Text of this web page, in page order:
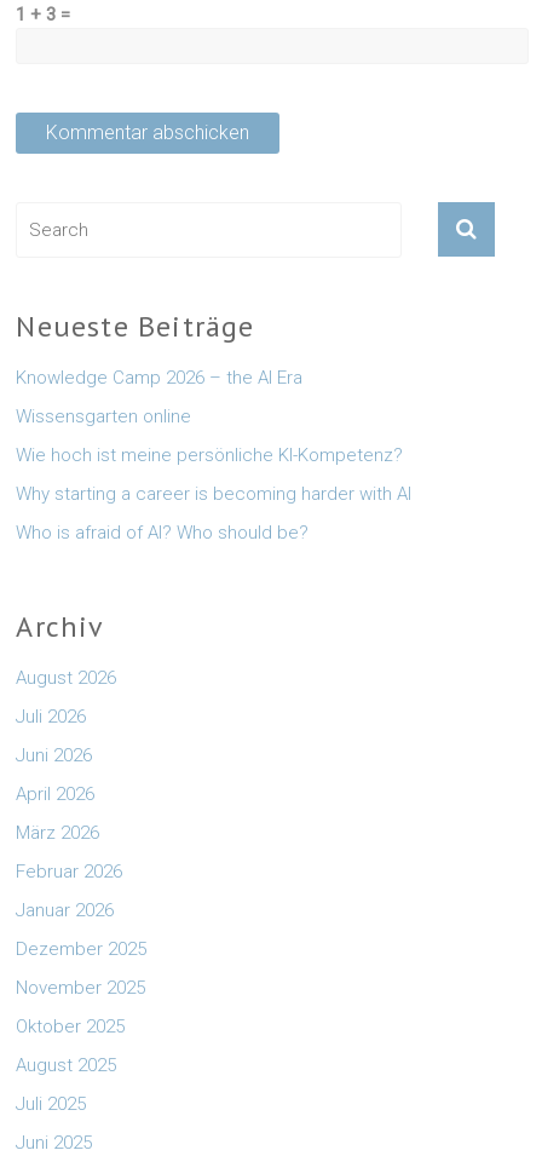
1 + 3 =
Neueste Beiträge
Knowledge Camp 2026 – the AI Era
Wissensgarten online
Wie hoch ist meine persönliche KI-Kompetenz?
Why starting a career is becoming harder with AI
Who is afraid of AI? Who should be?
Archiv
August 2026
Juli 2026
Juni 2026
April 2026
März 2026
Februar 2026
Januar 2026
Dezember 2025
November 2025
Oktober 2025
August 2025
Juli 2025
Juni 2025